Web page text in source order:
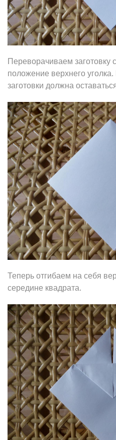
Переворачиваем заготовку
положение верхнего
заготовки должна
Теперь отгибаем на себя
середине квадрата.